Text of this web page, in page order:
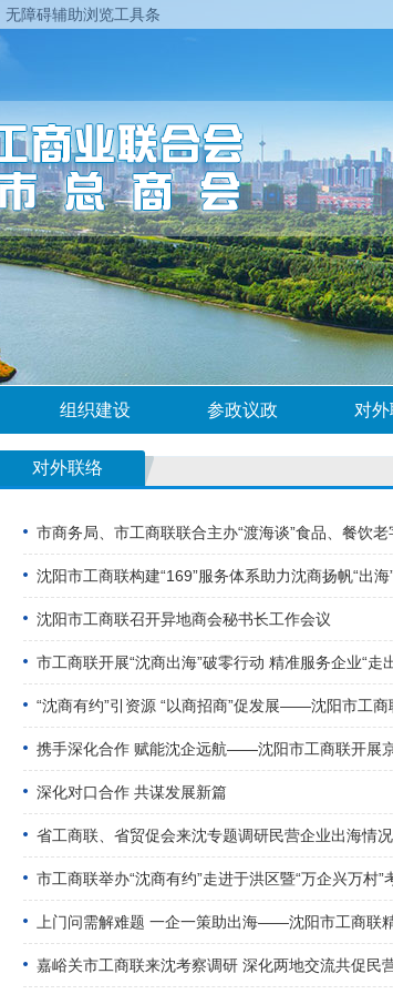
无障碍辅助浏览工具条
组织建设 参政议政 对
对外联络
市商务局、市工商联联合主办“渡海谈”食品、餐饮
沈阳市工商联构建“169”服务体系助力沈商扬帆“出海
沈阳市工商联召开异地商会秘书长工作会议
市工商联开展“沈商出海”破零行动 精准服务企业“走
“沈商有约”引资源 “以商招商”促发展——沈阳市工
携手深化合作 赋能沈企远航——沈阳市工商联开展
深化对口合作 共谋发展新篇
省工商联、省贸促会来沈专题调研民营企业出海情况
市工商联举办“沈商有约”走进于洪区暨“万企兴万村”
上门问需解难题 一企一策助出海——沈阳市工商联
嘉峪关市工商联来沈考察调研 深化两地交流共促民